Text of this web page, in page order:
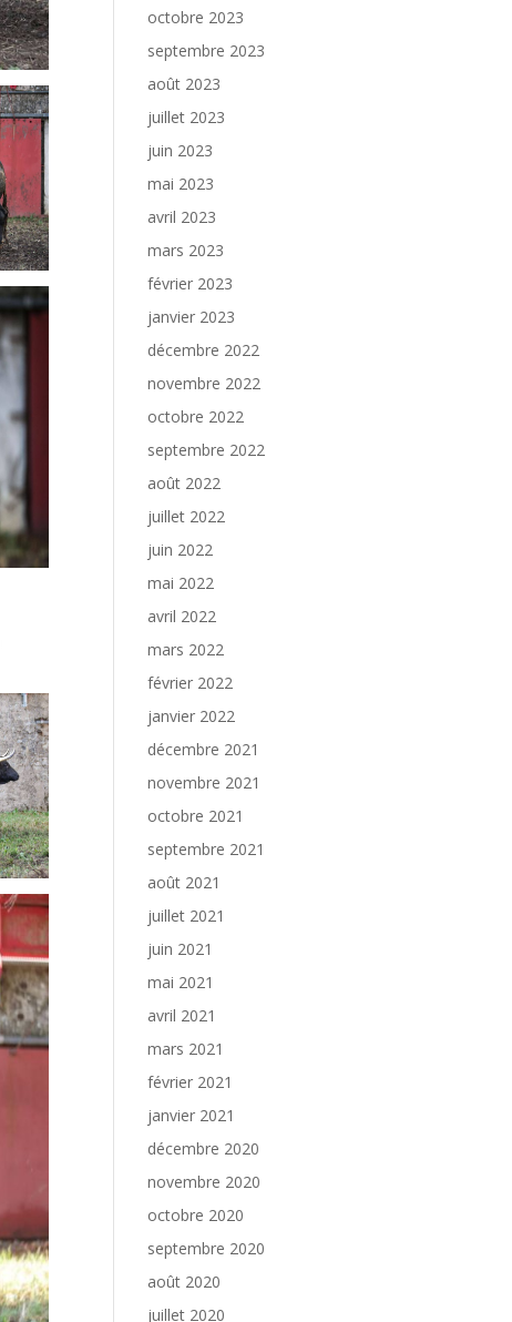
octobre 2023
septembre 2023
août 2023
juillet 2023
juin 2023
mai 2023
avril 2023
mars 2023
février 2023
janvier 2023
décembre 2022
novembre 2022
octobre 2022
septembre 2022
août 2022
juillet 2022
juin 2022
mai 2022
avril 2022
mars 2022
février 2022
janvier 2022
décembre 2021
novembre 2021
octobre 2021
septembre 2021
août 2021
juillet 2021
juin 2021
mai 2021
avril 2021
mars 2021
février 2021
janvier 2021
décembre 2020
novembre 2020
octobre 2020
septembre 2020
août 2020
juillet 2020